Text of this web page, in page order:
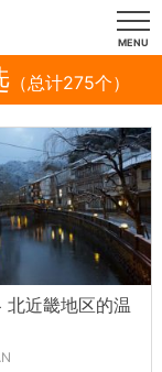
MENU
（总计275个）
北近畿地区的温